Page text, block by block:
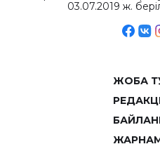
03.07.2019 ж.
ЖОБА